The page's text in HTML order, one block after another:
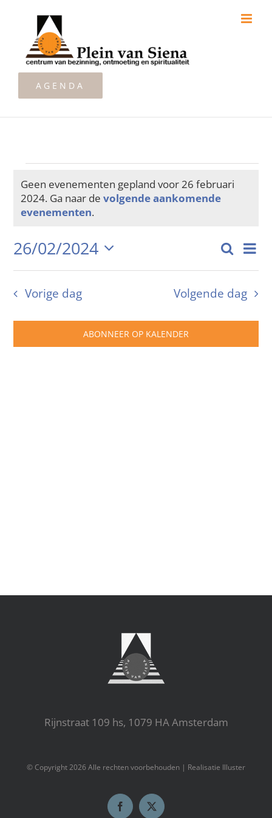
AGENDA
Evenementen
26
februari
Bericht
Geen evenementen gepland voor 26 februari
2024. Ga naar devolgende aankomende
evenementen.
Zoeken
Dag
26/02/2024
Selecteer
een
datum.
Vorige dag Volgende dag
ABONNEER OP KALENDER
Rijnstraat 109 hs, 1079 HA Amsterdam
© Copyright2026 Alle rechten voorbehouden | Realisatie Illuster
Facebook
X